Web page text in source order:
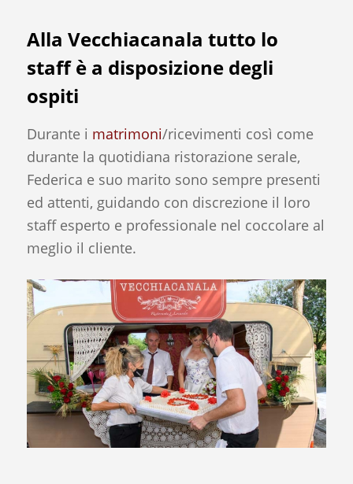
Alla Vecchiacanala tutto lo
staff è a disposizione degli
ospiti
Durante i matrimoni/ricevimenti così come
durante la quotidiana ristorazione serale,
Federica e suo marito sono sempre presenti
ed attenti, guidando con discrezione il loro
staff esperto e professionale nel coccolare al
meglio il cliente.